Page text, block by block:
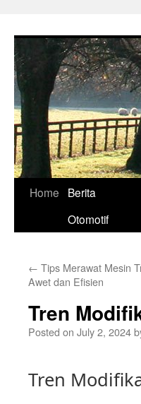
Home
Berita
Otomotif
← Tips Merawat Mesin
Awet dan Efisien
Tren
Posted on July 2, 2024
Tren